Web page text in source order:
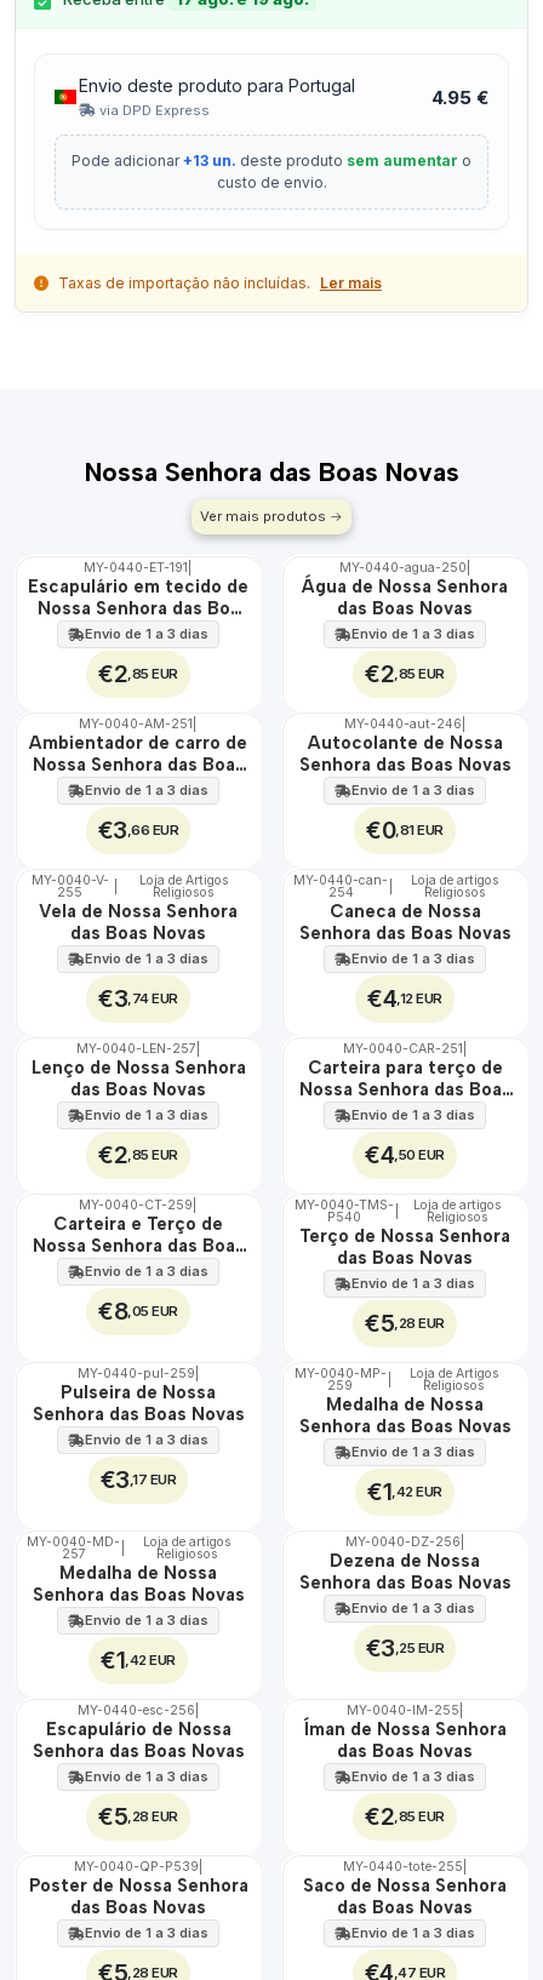
Envio deste produto para Portugal
via DPD Express
4.95 €
Pode adicionar+13 un. deste produto sem aumentar o
custo de envio.
Taxas de importação não incluídas. Ler mais
Nossa Senhora das Boas Novas
Ver mais produtos
🇵🇹
100%
ÁGUA
MY-0440-ET-191
Escapulário em tecido de
Nossa Senhora das Boa
Novas
Envio de 1 a 3 dias
€2 ,85 EUR
🇵🇹
MY-0440-agua-250
Água de Nossa Senhora
das Boas Novas
Envio de 1 a 3 dias
€2 ,85 EUR
🇵🇹
100%
MY-0040-AM-251
Ambientador de carro de
Nossa Senhora das Boas
Novas
Envio de 1 a 3 dias
€3 ,66 EUR
🇵🇹
100%
MY-0440-aut-246
Autocolante de Nossa
Senhora das Boas Novas
Envio de 1 a 3 dias
€0,81 EUR
🇵🇹
100%
MY-0040-V-
255
Loja de Artigos
Religiosos
Vela de Nossa Senhora
das Boas Novas
Envio de 1 a 3 dias
€3 ,74 EUR
🇵🇹
100%
MY-0440-can-
254
Loja de artigos
Religiosos
Caneca de Nossa
Senhora das Boas Novas
Envio de 1 a 3 dias
€4,12 EUR
🇵🇹
100%
MY-0040-LEN-257
Lenço de Nossa Senhora
das Boas Novas
Envio de 1 a 3 dias
€2 ,85 EUR
🇵🇹
100%
MY-0040-CAR-251
Carteira para terço de
Nossa Senhora das Boas
Novas
Envio de 1 a 3 dias
€4 ,50 EUR
🇵🇹
100%
MY-0040-CT-259
Carteira e Terço de
Nossa Senhora das Boas
Novas
Envio de 1 a 3 dias
€8,05 EUR
🇵🇹
100%
MY-0040-TMS-
P540
Loja de artigos
Religiosos
Terço de Nossa Senhora
das Boas Novas
Envio de 1 a 3 dias
€5 ,28 EUR
🇵🇹
100%
MY-0440-pul-259
Pulseira de Nossa
Senhora das Boas Novas
Envio de 1 a 3 dias
€3 ,17 EUR
🇵🇹
100%
MY-0040-MP-
259
Loja de Artigos
Religiosos
Medalha de Nossa
Senhora das Boas Novas
Envio de 1 a 3 dias
€1 ,42 EUR
🇵🇹
100%
MY-0040-MD-
257
Loja de artigos
Religiosos
Medalha de Nossa
Senhora das Boas Novas
Envio de 1 a 3 dias
€1 ,42 EUR
🇵🇹
100%
MY-0040-DZ-256
Dezena de Nossa
Senhora das Boas Novas
Envio de 1 a 3 dias
€3 ,25 EUR
🇵🇹
100%
MY-0440-esc-256
Escapulário de Nossa
Senhora das Boas Novas
Envio de 1 a 3 dias
€5 ,28 EUR
🇵🇹
MY-0040-IM-255
Íman de Nossa Senhora
das Boas Novas
Envio de 1 a 3 dias
€2 ,85 EUR
🇵🇹
MY-0040-QP-P539
Poster de Nossa Senhora
das Boas Novas
Envio de 1 a 3 dias
€5 ,28 EUR
🇵🇹
MY-0440-tote-255
Saco de Nossa Senhora
das Boas Novas
Envio de 1 a 3 dias
€4 ,47 EUR